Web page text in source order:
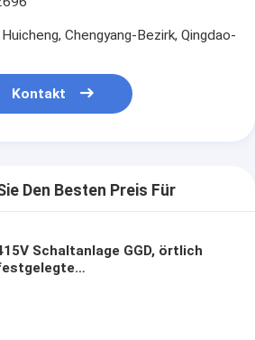
Chengyang-Bezirk, Qingdao-
Kontakt
Den Besten Preis Für
Schaltanlage GGD, örtlich